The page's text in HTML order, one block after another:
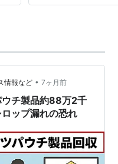
情報など • 7ヶ月前
ウチ製品約88万2千
ップ漏れの恐れ